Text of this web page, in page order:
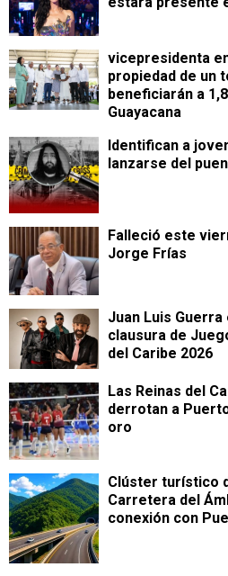
vicepresidenta
propiedad de un
beneficiarán a
Guayacana
Identifican a
lanzarse del
Falleció este
Jorge Frías
Juan Luis
clausura de
del Caribe 2026
Las Reinas del
derrotan a
oro
Clúster turístico
Carretera del
conexión con